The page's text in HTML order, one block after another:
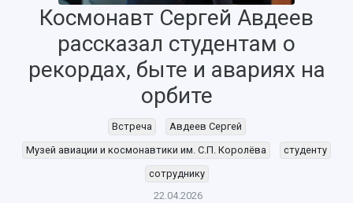
Космонавт Сергей Авдеев
рассказал студентам о
рекордах, быте и авариях на
орбите
Встреча
Авдеев Сергей
Музей авиации и космонавтики им. С.П. Королёва
студенту
сотруднику
22.04.2026